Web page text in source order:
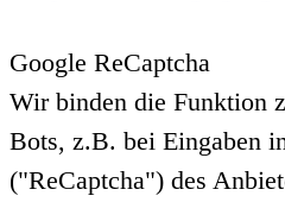
Google ReCaptcha
Wir binden die Funktion
Bots, z.B. bei Eingaben
("ReCaptcha") des